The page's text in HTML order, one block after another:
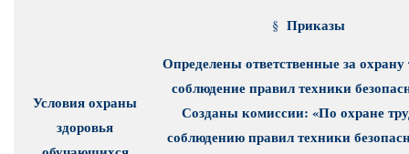
Условия охраны
здоровья
§ Приказы
Определены ответственные за охрану
соблюдение правил техники
Созданы комиссии: «По охране
соблюдению правил техники